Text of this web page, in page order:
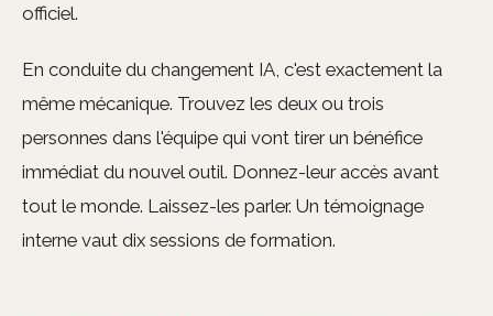
officiel.
En conduite du changement IA, c'est exactement la
même mécanique. Trouvez les deux ou trois
personnes dans l'équipe qui vont tirer un bénéfice
immédiat du nouvel outil. Donnez-leur accès avant
tout le monde. Laissez-les parler. Un témoignage
interne vaut dix sessions de formation.